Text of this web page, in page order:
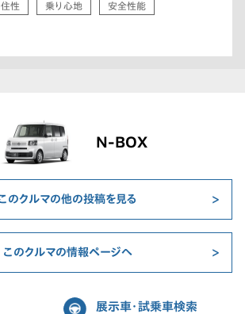
性 乗り心地 安全性能
N-BOX
のクルマの他の投稿を見る
このクルマの情報ページへ
展示車・試乗車検索